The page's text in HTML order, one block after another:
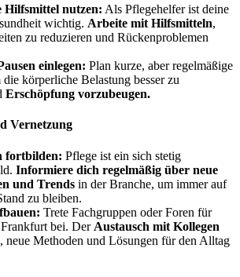
Hilfsmittel nutzen: Als Pflegehelfer ist deine
wichtig. Arbeite mit Hilfsmitteln,
zu reduzieren und Rückenproblemen
einlegen: Plan kurze, aber regelmäßige
die körperliche Belastung besser zu
Erschöpfung vorzubeugen.
Vernetzung
fortbilden: Pflege ist ein sich stetig
Informiere dich regelmäßig über neue
und Trends in der Branche, um immer auf
zu bleiben.
Trete Fachgruppen oder Foren für
bei. Der Austausch mit Kollegen
neue Methoden und Lösungen für den Alltag